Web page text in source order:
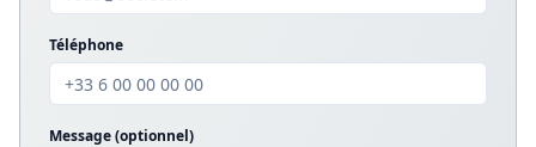
Téléphone
Message (optionnel)